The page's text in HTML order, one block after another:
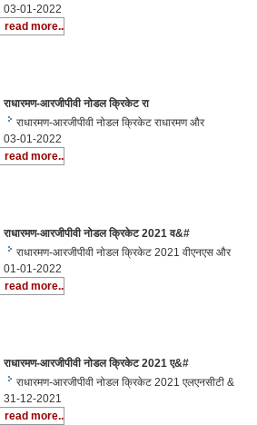
03-01-2022
read more..
राधारमण-आरजीपीवी नोडल क्रिकेट रा
राधारमण-आरजीपीवी नोडल क्रिकेट राधारमण और
03-01-2022
read more..
राधारमण-आरजीपीवी नोडल क्रिकेट 2021 व&#
राधारमण-आरजीपीवी नोडल क्रिकेट 2021 वीएनएस और
01-01-2022
read more..
राधारमण-आरजीपीवी नोडल क्रिकेट 2021 ए&#
राधारमण-आरजीपीवी नोडल क्रिकेट 2021 एलएनसीटी &
31-12-2021
read more..